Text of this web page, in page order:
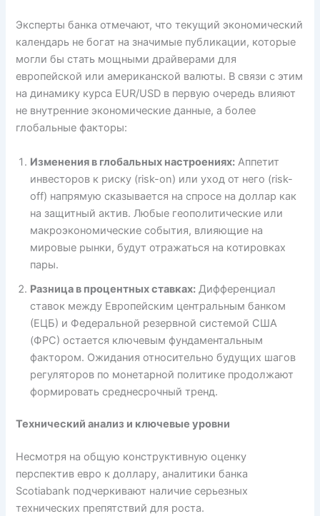
Эксперты банка отмечают, что текущий экономический
календарь не богат на значимые публикации, которые
могли бы стать мощными драйверами для
европейской или американской валюты. В связи с этим
на динамику курса EUR/USD в первую очередь влияют
не внутренние экономические данные, а более
глобальные факторы:
Изменения в глобальных настроениях: Аппетит
инвесторов к риску (risk-on) или уход от него (risk-
off) напрямую сказывается на спросе на доллар как
на защитный актив. Любые геополитические или
макроэкономические события, влияющие на
мировые рынки, будут отражаться на котировках
пары.
Разница в процентных ставках: Дифференциал
ставок между Европейским центральным банком
(ЕЦБ) и Федеральной резервной системой США
(ФРС) остается ключевым фундаментальным
фактором. Ожидания относительно будущих шагов
регуляторов по монетарной политике продолжают
формировать среднесрочный тренд.
Технический анализ и ключевые уровни
Несмотря на общую конструктивную оценку
перспектив евро к доллару, аналитики банка
Scotiabank подчеркивают наличие серьезных
технических препятствий для роста.